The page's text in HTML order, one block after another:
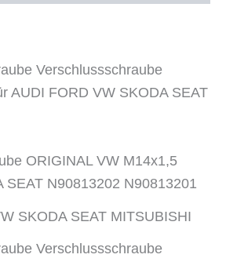
Verschlussschraube
AUDI FORD VW SKODA SEAT
ORIGINAL VW M14x1,5
SEAT N90813202 N90813201
SKODA SEAT MITSUBISHI
Verschlussschraube